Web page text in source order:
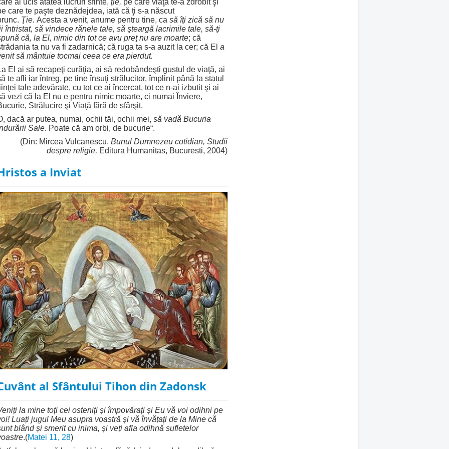
ai ucis atâtea lucruri sfinte, ţie, pe care viaţa te-a zdrobit şi
care te paşte deznădejdea, iată că ţi s-a născut
Ţie. Acesta a venit, anume pentru tine, ca să îţi zică să nu
întristat, să vindece rănele tale, să şteargă lacrimile tale, să-ţi
că, la El, nimic din tot ce avu preţ nu are moarte; că
ta nu va fi zadarnică; că ruga ta s-a auzit la cer; că El a
să mântuie tocmai ceea ce era pierdut.
El ai să recapeţi curăţia, ai să redobândeşti gustul de viaţă, ai
te afli iar întreg, pe tine însuţi strălucitor, împlinit până la statul
tale adevărate, cu tot ce ai încercat, tot ce n-ai izbutit şi ai
vezi că la El nu e pentru nimic moarte, ci numai Înviere,
Strălucire şi Viaţă fără de sfârşit.
dacă ar putea, numai, ochii tăi, ochii mei, să vadă Bucuria
Sale. Poate că am orbi, de bucurie“.
(Din: Mircea Vulcanescu, Bunul Dumnezeu cotidian, Studii
despre religie, Editura Humanitas, Bucuresti, 2004)
a Inviat
al Sfântului Tihon din Zadonsk
la mine toți cei osteniți și împovărați și Eu vă voi odihni pe
Luați jugul Meu asupra voastră și vă învățați de la Mine că
blând și smerit cu inima, și veți afla odihnă sufletelor
.(Matei 11, 28)